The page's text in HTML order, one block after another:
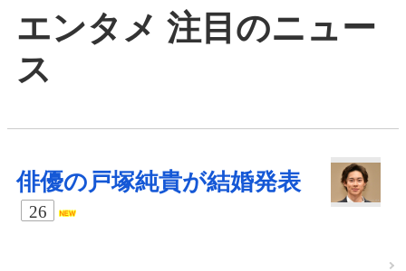
エンタメ 注目のニュー
ス
俳優の戸塚純貴が結婚発表
26